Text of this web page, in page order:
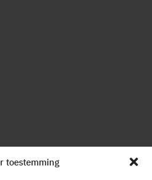
toestemming